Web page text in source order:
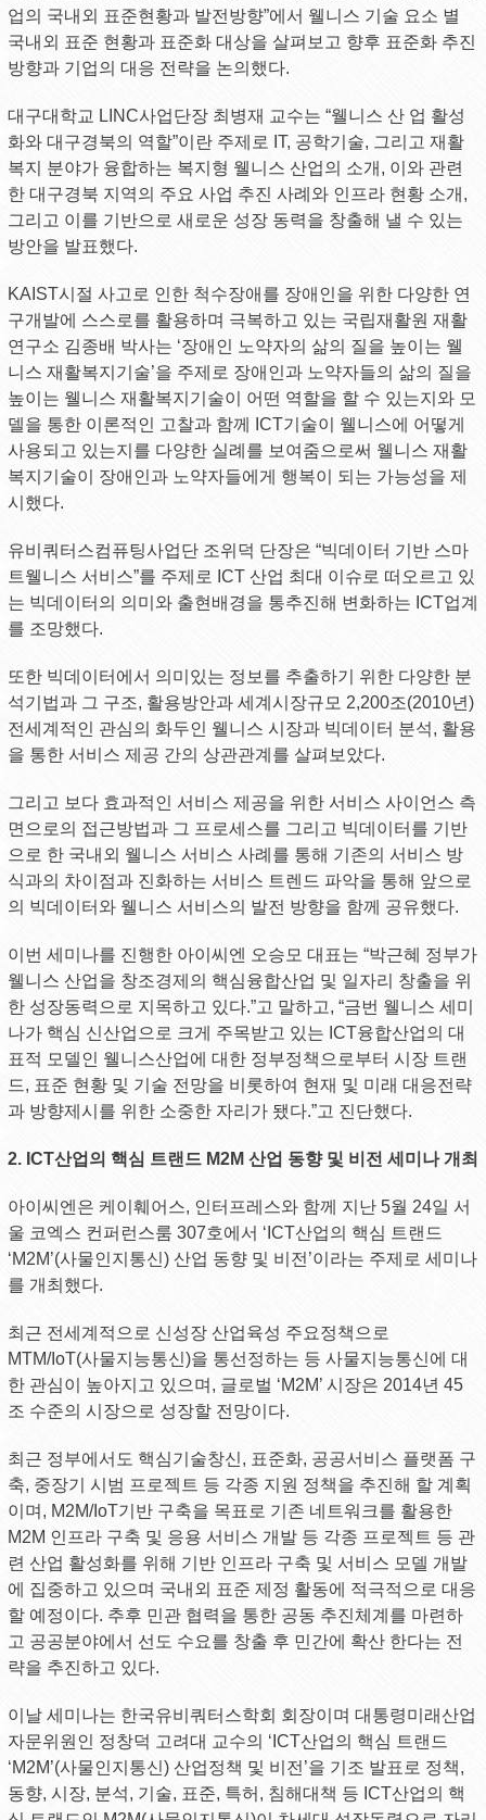
업의 국내외 표준현황과 발전방향”에서 웰니스 기술 요소 별
국내외 표준 현황과 표준화 대상을 살펴보고 향후 표준화 추진
방향과 기업의 대응 전략을 논의했다.
대구대학교 LINC사업단장 최병재 교수는 “웰니스 산 업 활성
화와 대구경북의 역할”이란 주제로 IT, 공학기술, 그리고 재활
복지 분야가 융합하는 복지형 웰니스 산업의 소개, 이와 관련
한 대구경북 지역의 주요 사업 추진 사례와 인프라 현황 소개,
그리고 이를 기반으로 새로운 성장 동력을 창출해 낼 수 있는
방안을 발표했다.
KAIST시절 사고로 인한 척수장애를 장애인을 위한 다양한 연
구개발에 스스로를 활용하며 극복하고 있는 국립재활원 재활
연구소 김종배 박사는 ‘장애인 노약자의 삶의 질을 높이는 웰
니스 재활복지기술’을 주제로 장애인과 노약자들의 삶의 질을
높이는 웰니스 재활복지기술이 어떤 역할을 할 수 있는지와 모
델을 통한 이론적인 고찰과 함께 ICT기술이 웰니스에 어떻게
사용되고 있는지를 다양한 실례를 보여줌으로써 웰니스 재활
복지기술이 장애인과 노약자들에게 행복이 되는 가능성을 제
시했다.
유비쿼터스컴퓨팅사업단 조위덕 단장은 “빅데이터 기반 스마
트웰니스 서비스”를 주제로 ICT 산업 최대 이슈로 떠오르고 있
는 빅데이터의 의미와 출현배경을 통추진해 변화하는 ICT업계
를 조망했다.
또한 빅데이터에서 의미있는 정보를 추출하기 위한 다양한 분
석기법과 그 구조, 활용방안과 세계시장규모 2,200조(2010년)
전세계적인 관심의 화두인 웰니스 시장과 빅데이터 분석, 활용
을 통한 서비스 제공 간의 상관관계를 살펴보았다.
그리고 보다 효과적인 서비스 제공을 위한 서비스 사이언스 측
면으로의 접근방법과 그 프로세스를 그리고 빅데이터를 기반
으로 한 국내외 웰니스 서비스 사례를 통해 기존의 서비스 방
식과의 차이점과 진화하는 서비스 트렌드 파악을 통해 앞으로
의 빅데이터와 웰니스 서비스의 발전 방향을 함께 공유했다.
이번 세미나를 진행한 아이씨엔 오승모 대표는 “박근혜 정부가
웰니스 산업을 창조경제의 핵심융합산업 및 일자리 창출을 위
한 성장동력으로 지목하고 있다.”고 말하고, “금번 웰니스 세미
나가 핵심 신산업으로 크게 주목받고 있는 ICT융합산업의 대
표적 모델인 웰니스산업에 대한 정부정책으로부터 시장 트랜
드, 표준 현황 및 기술 전망을 비롯하여 현재 및 미래 대응전략
과 방향제시를 위한 소중한 자리가 됐다.”고 진단했다.
2. ICT산업의 핵심 트랜드 M2M 산업 동향 및 비전 세미나 개최
아이씨엔은 케이훼어스, 인터프레스와 함께 지난 5월 24일 서
울 코엑스 컨퍼런스룸 307호에서 ‘ICT산업의 핵심 트랜드
‘M2M’(사물인지통신) 산업 동향 및 비전’이라는 주제로 세미나
를 개최했다.
최근 전세계적으로 신성장 산업육성 주요정책으로
MTM/IoT(사물지능통신)을 통선정하는 등 사물지능통신에 대
한 관심이 높아지고 있으며, 글로벌 ‘M2M’ 시장은 2014년 45
조 수준의 시장으로 성장할 전망이다.
최근 정부에서도 핵심기술창신, 표준화, 공공서비스 플랫폼 구
축, 중장기 시범 프로젝트 등 각종 지원 정책을 추진해 할 계획
이며, M2M/IoT기반 구축을 목표로 기존 네트워크를 활용한
M2M 인프라 구축 및 응용 서비스 개발 등 각종 프로젝트 등 관
련 산업 활성화를 위해 기반 인프라 구축 및 서비스 모델 개발
에 집중하고 있으며 국내외 표준 제정 활동에 적극적으로 대응
할 예정이다. 추후 민관 협력을 통한 공동 추진체계를 마련하
고 공공분야에서 선도 수요를 창출 후 민간에 확산 한다는 전
략을 추진하고 있다.
이날 세미나는 한국유비쿼터스학회 회장이며 대통령미래산업
자문위원인 정창덕 고려대 교수의 ‘ICT산업의 핵심 트랜드
‘M2M’(사물인지통신) 산업정책 및 비전’을 기조 발표로 정책,
동향, 시장, 분석, 기술, 표준, 특허, 침해대책 등 ICT산업의 핵